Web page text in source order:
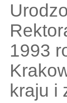
1993
kraju i